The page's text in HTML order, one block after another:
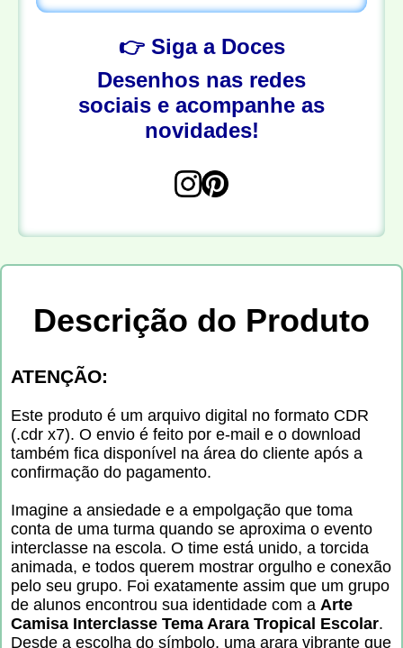
👉 Siga a Doces
Desenhos nas redes
sociais e acompanhe as
novidades!
Descrição do Produto
ATENÇÃO:
Este produto é um arquivo digital no formato CDR
(.cdr x7). O envio é feito por e-mail e o download
também fica disponível na área do cliente após a
confirmação do pagamento.
Imagine a ansiedade e a empolgação que toma
conta de uma turma quando se aproxima o evento
interclasse na escola. O time está unido, a torcida
animada, e todos querem mostrar orgulho e conexão
pelo seu grupo. Foi exatamente assim que um grupo
de alunos encontrou sua identidade com a Arte
Camisa Interclasse Tema Arara Tropical Escolar.
Desde a escolha do símbolo, uma arara vibrante que